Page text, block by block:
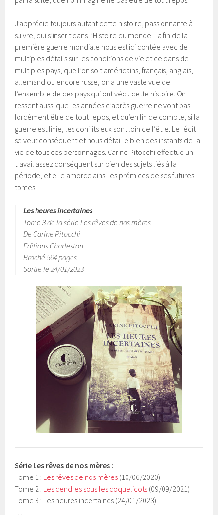
J’apprécie toujours autant cette histoire, passionnante à
suivre, qui s’inscrit dans l’Histoire du monde. La fin de la
première guerre mondiale nous est ici contée avec de
multiples détails sur les conditions de vie et ce dans de
multiples pays, que l’on soit américains, français, anglais,
allemand ou encore russe, on a une vaste vue de
l’ensemble de ces pays qui ont vécu cette histoire. On
ressent aussi que les années d’après guerre ne vont pas
forcément être de tout repos, et qu’en fin de compte, si la
guerre est finie, les conflits eux sont loin de l’être. Le récit
se veut conséquent et nous détaille bien des instants de la
vie de tous ces personnages. Carine Pitocchi effectue un
travail assez conséquent sur bien des sujets liés à la
période, et elle amorce ainsi les prémices de ses futures
tomes.
Les heures incertaines
Tome 3 de la série Les rêves de nos mères
De Carine Pitocchi
Editions Charleston
Broché 564 pages
Sortie le 24/01/2023
Série Les rêves de nos mères :
Tome 1 : Les rêves de nos mères (10/06/2020)
Tome 2 : Les cendres sous les coquelicots (09/09/2021)
Tome 3 : Les heures incertaines (24/01/2023)